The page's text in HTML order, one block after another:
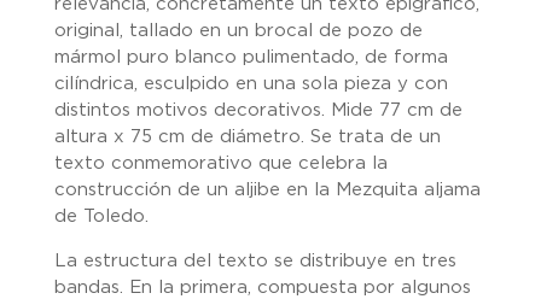
relevancia, concretamente un texto epigráfico,
original, tallado en un brocal de pozo de
mármol puro blanco pulimentado, de forma
cilíndrica, esculpido en una sola pieza y con
distintos motivos decorativos. Mide 77 cm de
altura x 75 cm de diámetro. Se trata de un
texto conmemorativo que celebra la
construcción de un aljibe en la Mezquita aljama
de Toledo.
La estructura del texto se distribuye en tres
bandas. En la primera, compuesta por algunos